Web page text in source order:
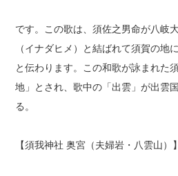
です。この歌は、須佐之男命が八岐
（イナダヒメ）と結ばれて須賀の地
と伝わります。この和歌が詠まれた
地」とされ、歌中の「出雲」が出雲
る。
【須我神社 奥宮（夫婦岩・八雲山）】